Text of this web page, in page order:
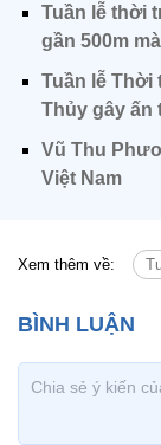
Tuần lễ thời
gần 500m
Tuần lễ Thời
Thủy gây ấn
Vũ Thu
Việt Nam
Xem thêm về: